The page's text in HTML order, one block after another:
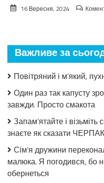
16 Вересня, 2024
Важливе за
Повітряний і м’який,
Один раз так капусту
завжди. Просто смакота
Запам’ятайте і
знаєте як сказати
Сім’я дружини
малюка. Я погодився, бо
обернеться